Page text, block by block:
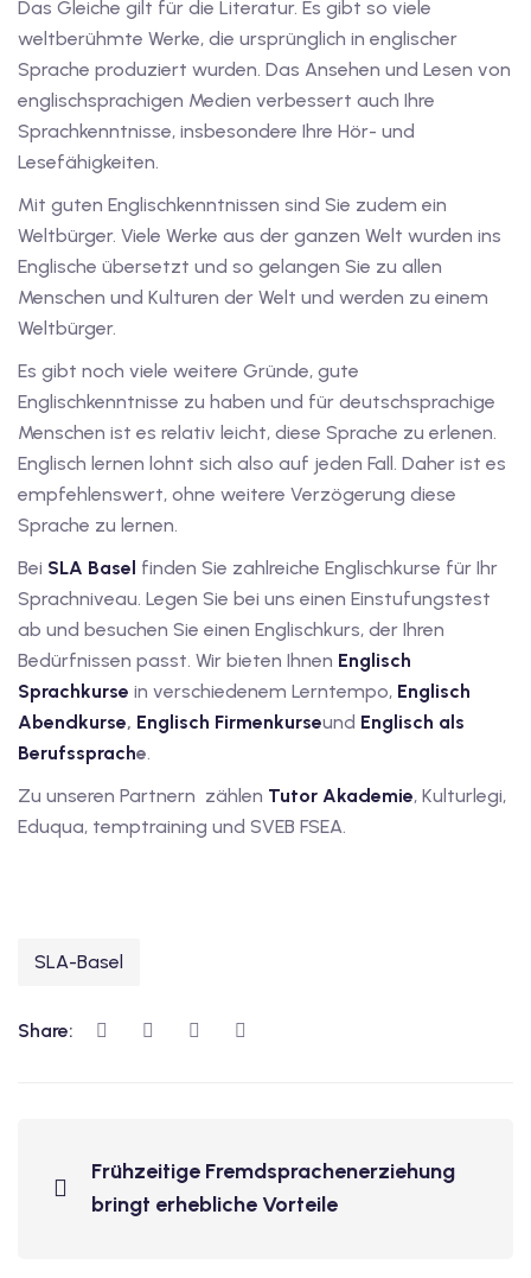
mit Gutschein
mit
den fide-Test
Das Gleiche gilt für die Literatur. Es gibt so viele
weltberühmte Werke, die ursprünglich in englischer
Sprache produziert wurden. Das Ansehen und Lesen von
englischsprachigen Medien verbessert auch Ihre
Sprachkenntnisse, insbesondere Ihre Hör- und
Lesefähigkeiten.
Mit guten Englischkenntnissen sind Sie zudem ein
Weltbürger. Viele Werke aus der ganzen Welt wurden ins
Englische übersetzt und so gelangen Sie zu allen
Menschen und Kulturen der Welt und werden zu einem
Weltbürger.
Es gibt noch viele weitere Gründe, gute
Englischkenntnisse zu haben und für deutschsprachige
Menschen ist es relativ leicht, diese Sprache zu erlenen.
Englisch lernen lohnt sich also auf jeden Fall. Daher ist es
empfehlenswert, ohne weitere Verzögerung diese
Sprache zu lernen.
Bei SLA Basel finden Sie zahlreiche Englischkurse für Ihr
Sprachniveau. Legen Sie bei uns einen Einstufungstest
ab und besuchen Sie einen Englischkurs, der Ihren
Bedürfnissen passt. Wir bieten Ihnen Englisch
Sprachkurse in verschiedenem Lerntempo, Englisch
Abendkurse, Englisch Firmenkurseund Englisch als
Berufssprache.
Zu unseren Partnern zählen Tutor Akademie, Kulturlegi,
Eduqua, temptraining und SVEB FSEA.
SLA-Basel
Share:
Frühzeitige Fremdsprachenerziehung
bringt erhebliche Vorteile